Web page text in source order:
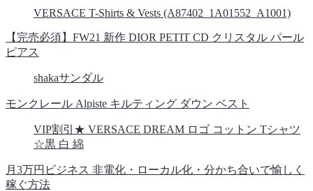
VERSACE T-Shirts & Vests (A87402_1A01552_A1001)
【完売必須】FW21 新作 DIOR PETIT CD クリスタル パール
ピアス
shakaサンダル
モンクレール Alpiste キルティング ダウン ベスト
VIP割引★ VERSACE DREAM ロゴ コットン Tシャツ
☆黒 白 綿
月3万円ビジネス 非電化・ローカル化・分かち合いで愉しく
稼ぐ方法